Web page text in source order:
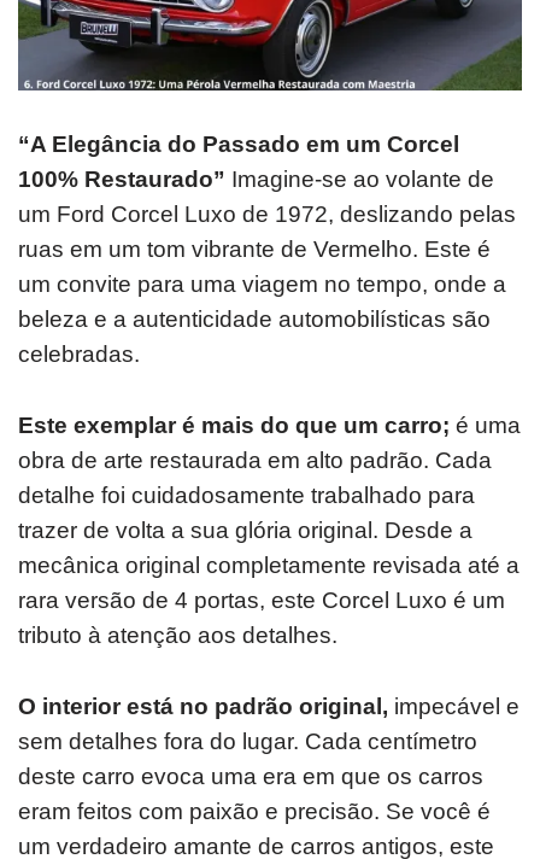
“A Elegância do Passado em um Corcel
100% Restaurado” Imagine-se ao volante de
um Ford Corcel Luxo de 1972, deslizando pelas
ruas em um tom vibrante de Vermelho. Este é
um convite para uma viagem no tempo, onde a
beleza e a autenticidade automobilísticas são
celebradas.
Este exemplar é mais do que um carro; é uma
obra de arte restaurada em alto padrão. Cada
detalhe foi cuidadosamente trabalhado para
trazer de volta a sua glória original. Desde a
mecânica original completamente revisada até a
rara versão de 4 portas, este Corcel Luxo é um
tributo à atenção aos detalhes.
O interior está no padrão original, impecável e
sem detalhes fora do lugar. Cada centímetro
deste carro evoca uma era em que os carros
eram feitos com paixão e precisão. Se você é
um verdadeiro amante de carros antigos, este